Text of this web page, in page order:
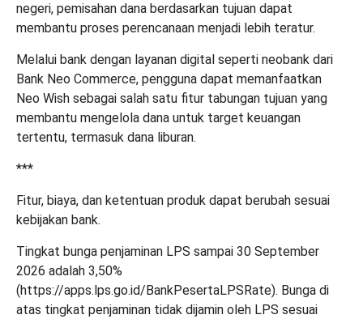
negeri, pemisahan dana berdasarkan tujuan dapat
membantu proses perencanaan menjadi lebih teratur.
Melalui bank dengan layanan digital seperti neobank dari
Bank Neo Commerce, pengguna dapat memanfaatkan
Neo Wish sebagai salah satu fitur tabungan tujuan yang
membantu mengelola dana untuk target keuangan
tertentu, termasuk dana liburan.
***
Fitur, biaya, dan ketentuan produk dapat berubah sesuai
kebijakan bank.
Tingkat bunga penjaminan LPS sampai 30 September
2026 adalah 3,50%
(https://apps.lps.go.id/BankPesertaLPSRate). Bunga di
atas tingkat penjaminan tidak dijamin oleh LPS sesuai